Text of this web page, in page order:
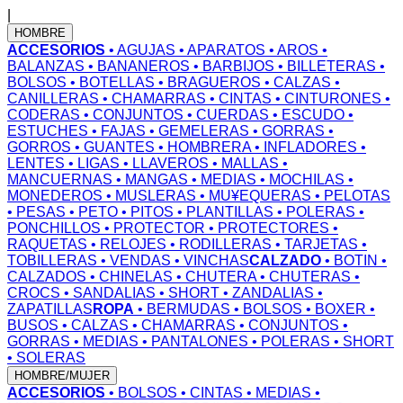
HOMBRE
ACCESORIOS • AGUJAS • APARATOS • AROS •
BALANZAS • BANANEROS • BARBIJOS • BILLETERAS •
BOLSOS • BOTELLAS • BRAGUEROS • CALZAS •
CANILLERAS • CHAMARRAS • CINTAS • CINTURONES •
CODERAS • CONJUNTOS • CUERDAS • ESCUDO •
ESTUCHES • FAJAS • GEMELERAS • GORRAS •
GORROS • GUANTES • HOMBRERA• INFLADORES •
LENTES • LIGAS • LLAVEROS • MALLAS •
MANCUERNAS • MANGAS • MEDIAS • MOCHILAS •
MONEDEROS • MUSLERAS • MU¥EQUERAS • PELOTAS
• PESAS • PETO • PITOS • PLANTILLAS • POLERAS •
PONCHILLOS • PROTECTOR • PROTECTORES •
RAQUETAS • RELOJES • RODILLERAS • TARJETAS •
TOBILLERAS • VENDAS • VINCHASCALZADO • BOTIN •
CALZADOS • CHINELAS • CHUTERA• CHUTERAS •
CROCS • SANDALIAS • SHORT • ZANDALIAS •
ZAPATILLAS ROPA • BERMUDAS • BOLSOS • BOXER •
BUSOS • CALZAS • CHAMARRAS • CONJUNTOS •
GORRAS • MEDIAS • PANTALONES • POLERAS • SHORT
• SOLERAS
HOMBRE/MUJER
ACCESORIOS • BOLSOS • CINTAS • MEDIAS •